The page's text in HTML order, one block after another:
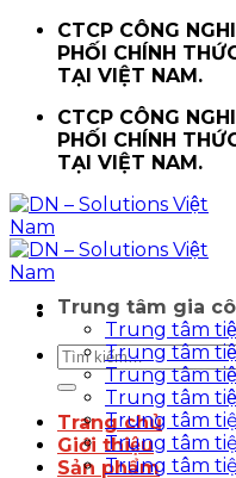
ChuyểnCTCP CÔNG
PHỐI CHÍNH
TẠI VIỆT NAM.
CTCP CÔNG
PHỐI CHÍNH
TẠI VIỆT NAM.
Tìm
kiếm:
Trang chủ
Giới thiệu
Sản phẩm
Trung tâm gia
Trung tâm
Trung tâm
Trung tâm
Trung tâm
Trung tâm
Trung tâm
Trung tâm